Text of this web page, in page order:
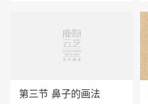
第三节 鼻子的画法